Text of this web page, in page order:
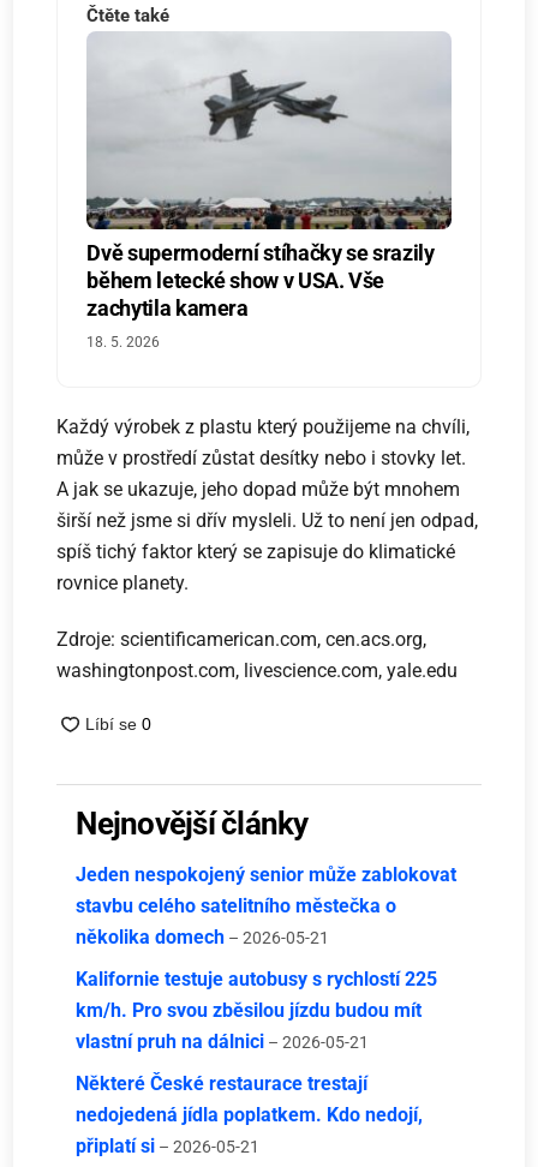
Čtěte také
Dvě supermoderní stíhačky se srazily
během letecké show v USA. Vše
zachytila kamera
18. 5. 2026
Každý výrobek z plastu který použijeme na chvíli,
může v prostředí zůstat desítky nebo i stovky let.
A jak se ukazuje, jeho dopad může být mnohem
širší než jsme si dřív mysleli. Už to není jen odpad,
spíš tichý faktor který se zapisuje do klimatické
rovnice planety.
Zdroje: scientificamerican.com, cen.acs.org,
washingtonpost.com, livescience.com, yale.edu
Nejnovější články
Jeden nespokojený senior může zablokovat
stavbu celého satelitního městečka o
několika domech – 2026-05-21
Kalifornie testuje autobusy s rychlostí 225
km/h. Pro svou zběsilou jízdu budou mít
vlastní pruh na dálnici – 2026-05-21
Některé České restaurace trestají
nedojedená jídla poplatkem. Kdo nedojí,
připlatí si – 2026-05-21